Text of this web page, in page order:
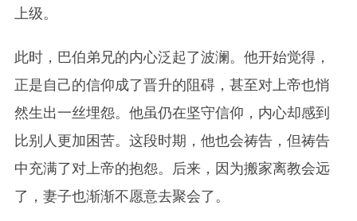
上级。
此时，巴伯弟兄的内心泛起了波澜。他开始觉得，
正是自己的信仰成了晋升的阻碍，甚至对上帝也悄
然生出一丝埋怨。他虽仍在坚守信仰，内心却感到
比别人更加困苦。这段时期，他也会祷告，但祷告
中充满了对上帝的抱怨。后来，因为搬家离教会远
了，妻子也渐渐不愿意去聚会了。